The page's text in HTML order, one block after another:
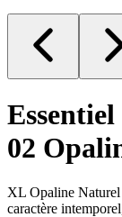
02
XL Opaline Naturel
caractère